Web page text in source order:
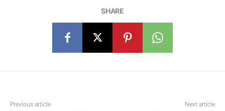
SHARE
Previous article
Next article